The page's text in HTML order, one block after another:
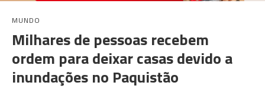
MUNDO
Milhares de pessoas recebem
ordem para deixar casas devido a
inundações no Paquistão